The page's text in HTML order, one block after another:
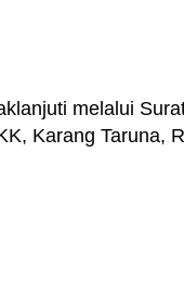
melalui
Karang Taruna,